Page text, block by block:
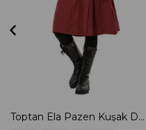
Toptan Ela Pazen Kuşak Detaylı Ceket Bordo